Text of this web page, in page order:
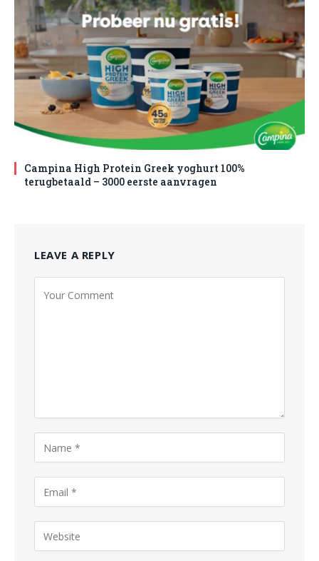
Campina High Protein Greek yoghurt 100%
terugbetaald – 3000 eerste aanvragen
LEAVE A REPLY